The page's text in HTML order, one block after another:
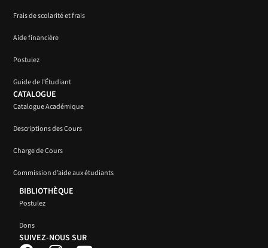
Frais de scolarité et frais
Aide financière
Postulez
Guide de l’Étudiant
CATALOGUE
Catalogue Académique
Descriptions des Cours
Charge de Cours
Commission d’aide aux étudiants
BIBLIOTHÈQUE
Postulez
Dons
SUIVEZ-NOUS SUR